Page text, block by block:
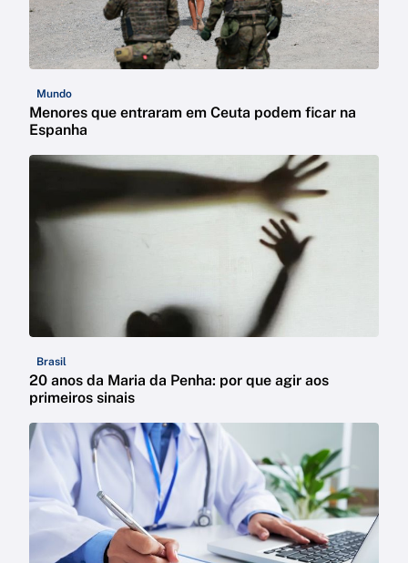
Mundo
Menores que entraram em Ceuta podem ficar na
Espanha
Brasil
20 anos da Maria da Penha: por que agir aos
primeiros sinais